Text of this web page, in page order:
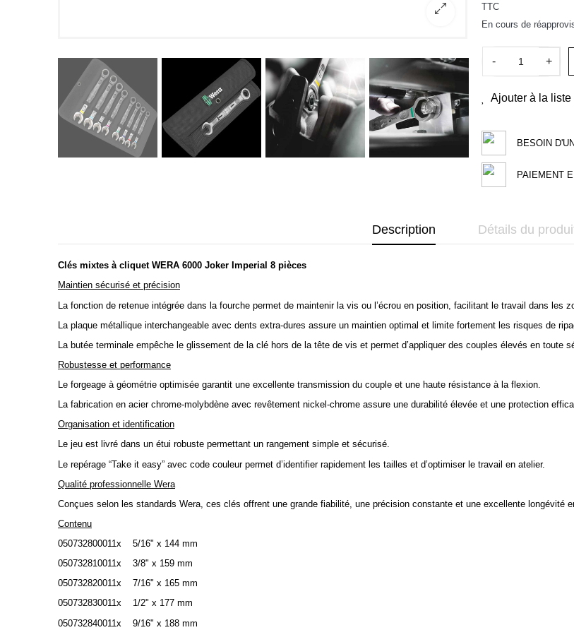
TTC
En cours de
- +
Ajouter à la
BESOIN
PAIEMENT
Description Détails du
Clés mixtes à cliquet WERA 6000 Joker Imperial 8 pièces
Maintien sécurisé et précision
La fonction de retenue intégrée dans la fourche permet de maintenir la vis ou l’écrou en position, facilitant le travail dans les
La plaque métallique interchangeable avec dents extra-dures assure un maintien optimal et limite fortement les risques de
La butée terminale empêche le glissement de la clé hors de la tête de vis et permet d’appliquer des couples élevés en toute
Robustesse et performance
Le forgeage à géométrie optimisée garantit une excellente transmission du couple et une haute résistance à la flexion.
La fabrication en acier chrome-molybdène avec revêtement nickel-chrome assure une durabilité élevée et une protection
Organisation et identification
Le jeu est livré dans un étui robuste permettant un rangement simple et sécurisé.
Le repérage “Take it easy” avec code couleur permet d’identifier rapidement les tailles et d’optimiser le travail en atelier.
Qualité professionnelle Wera
Conçues selon les standards Wera, ces clés offrent une grande fiabilité, une précision constante et une excellente longévité
Contenu
050732800011x 5/16" x 144 mm
050732810011x 3/8" x 159 mm
050732820011x 7/16" x 165 mm
050732830011x 1/2" x 177 mm
050732840011x 9/16" x 188 mm